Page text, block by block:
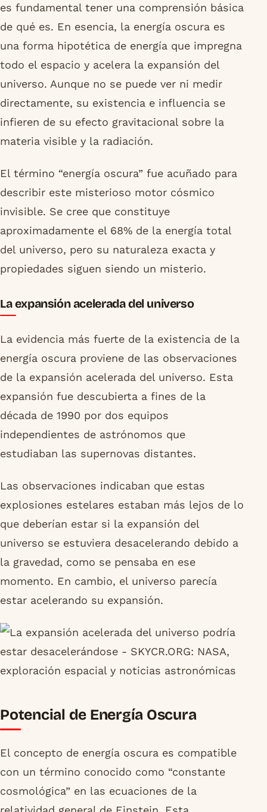
es fundamental tener una comprensión básica
de qué es. En esencia, la energía oscura es
una forma hipotética de energía que impregna
todo el espacio y acelera la expansión del
universo. Aunque no se puede ver ni medir
directamente, su existencia e influencia se
infieren de su efecto gravitacional sobre la
materia visible y la radiación.
El término “energía oscura” fue acuñado para
describir este misterioso motor cósmico
invisible. Se cree que constituye
aproximadamente el 68% de la energía total
del universo, pero su naturaleza exacta y
propiedades siguen siendo un misterio.
La expansión acelerada del universo
La evidencia más fuerte de la existencia de la
energía oscura proviene de las observaciones
de la expansión acelerada del universo. Esta
expansión fue descubierta a fines de la
década de 1990 por dos equipos
independientes de astrónomos que
estudiaban las supernovas distantes.
Las observaciones indicaban que estas
explosiones estelares estaban más lejos de lo
que deberían estar si la expansión del
universo se estuviera desacelerando debido a
la gravedad, como se pensaba en ese
momento. En cambio, el universo parecía
estar acelerando su expansión.
Potencial de Energía Oscura
El concepto de energía oscura es compatible
con un término conocido como “constante
cosmológica” en las ecuaciones de la